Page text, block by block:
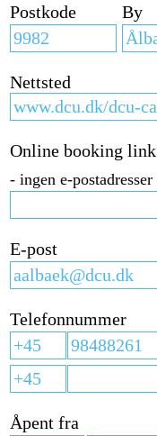
Postkode By
Nettsted
Online booking link
- ingen e-postadresser
E-post
Telefonnummer
Åpent fra